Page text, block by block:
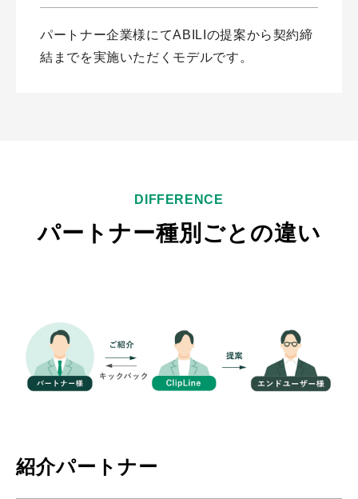
パートナー企業様にてABILIの提案から契約締
結までを実施いただくモデルです。
DIFFERENCE
パートナー種別ごとの違い
紹介パートナー